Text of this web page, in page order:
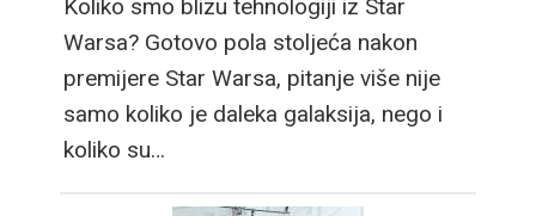
Koliko smo blizu tehnologiji iz Star
Warsa? Gotovo pola stoljeća nakon
premijere Star Warsa, pitanje više nije
samo koliko je daleka galaksija, nego i
koliko su…